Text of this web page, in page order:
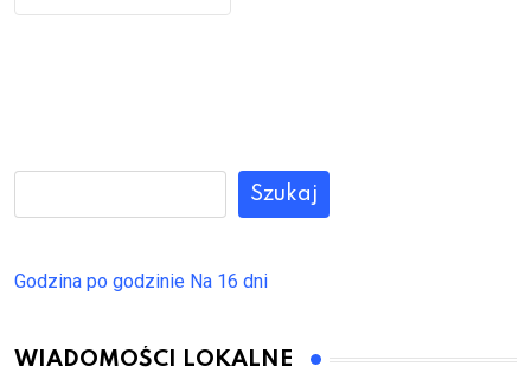
Szukaj
Godzina po godzinie Na 16 dni
WIADOMOŚCI LOKALNE